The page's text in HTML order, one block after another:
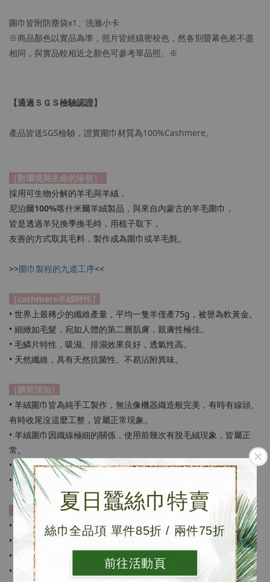
夏日蠶絲巾特賣
絲巾全品項 單件85折 / 兩件75折
前往活動頁
圍巾皆附防塵袋x1、洗滌小卡
※商品顏色以實品為準，照片皆經縝密校色，然各別螢幕色差不盡
相同，與實品較相近之顏色可參考單品照。※
【通過ＳＧＳ檢驗認證】
產品皆送SGS檢驗，證實圍巾材質為100%Cashmere。
［對環境與生命的珍視］
採用可生物分解的羊毛與羊絨，
尼泊爾100%喀什米爾羊絨製品，與來自內蒙古的羊毛圍巾，
皆是透過羊兒換季換毛時，用梳子取下，
友善的方式取其毛料，製作成為圍巾或羊毛氈。
>>圍巾製程的九道工序<<
［cashmere羊絨特性］
• 世界上最稀少的纖維產量，平均一隻羊僅產75g，被譽為軟黃金。
• 細緻如毛髮，宛如人體的第二層肌膚，親膚性極佳。
• 毛鱗片特性，吸濕、排濕效果良好，透氣性高。
• 天然纖維，具有天然抗菌性、不易沾附異味。
［購前須知］
• 羊絨圍巾皆為純手工製作，無法像機器織造般完美，有時有線頭、
有時收尾沒這麼工整，皆屬正常現象。
• 羊絨圍巾因織線極細的關係，使用前幾次有脫毛絨現象，皆屬正
常。
• 每條圍巾皆為個別手工染色，每條顏色皆有些微色差。
• 網路鑑賞期7天，但並非試用期，退換貨請保持包裝及產品完整。
［保存方法］
• 建議乾洗，羊絨為動物纖維，不易吸附氣味。
• 避免不必要的外來物摩擦。
• 使用前期，應避免搭配深色上衣，以避免羊絨沾黏。
• 請遠離魔鬼氈。